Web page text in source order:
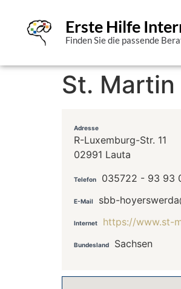
Erste Hilfe
Finden Sie die passende
St.
Adresse
R-Luxemburg-Str. 11
02991 Lauta
Telefon 035722 - 93 93
E-Mail sbb-
Internet https://www.st-
Bundesland Sachsen